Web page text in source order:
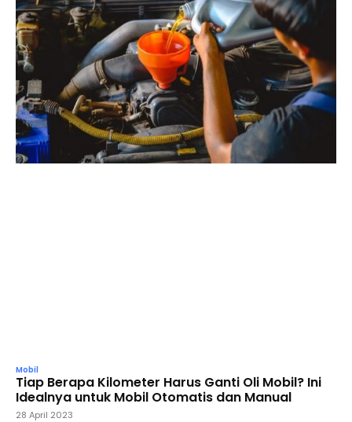
Mobil
Tiap Berapa Kilometer Harus Ganti Oli Mobil? Ini
Idealnya untuk Mobil Otomatis dan Manual
28 April 2023